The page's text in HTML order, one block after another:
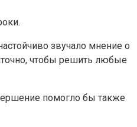
звучало мнение о
чтобы решить любые
помогло бы также